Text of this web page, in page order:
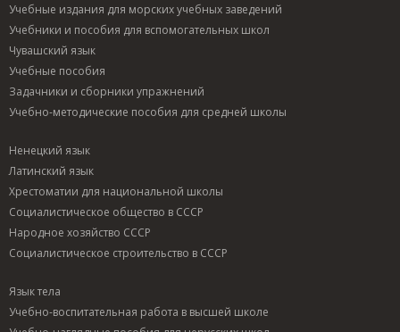
Учебные издания для морских учебных заведений
Учебники и пособия для вспомогательных школ
Чувашский язык
Учебные пособия
Задачники и сборники упражнений
Учебно-методические пособия для средней школы
Ненецкий язык
Латинский язык
Хрестоматии для национальной школы
Социалистическое общество в СССР
Народное хозяйство СССР
Социалистическое строительство в СССР
Язык тела
Учебно-воспитательная работа в высшей школе